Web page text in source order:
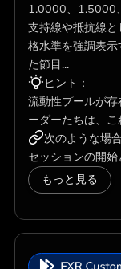
1.0000、1.5000
支持線や抵抗線
格水準を強調表
た節目...
ヒント：
流動性プールが
ーダーたちは、
次のような場
セッションの開
もっと見る